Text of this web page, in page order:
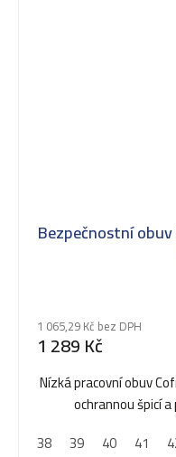
Bezpečnostní obuv
1 065,29 Kč bez DPH
1 289 Kč
Nízká pracovní obuv
ochrannou špicí
38
39 40 41